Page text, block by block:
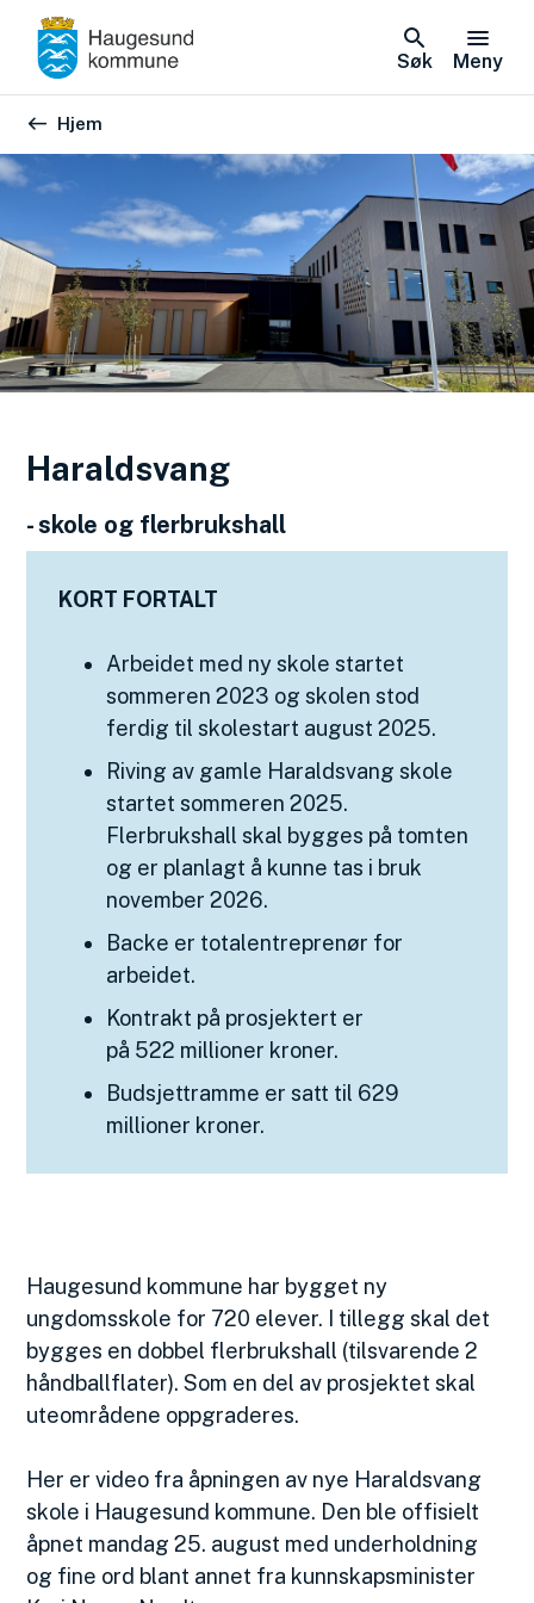
Søk Meny
Du er her:
Hjem
Haraldsvang
- skole og flerbrukshall
KORT FORTALT
Arbeidet med ny skole startet
sommeren 2023 og skolen stod
ferdig til skolestart august 2025.
Riving av gamle Haraldsvang skole
startet sommeren 2025.
Flerbrukshall skal bygges på tomten
og er planlagt å kunne tas i bruk
november 2026.
Backe er totalentreprenør for
arbeidet.
Kontrakt på prosjektert er
på 522 millioner kroner.
Budsjettramme er satt til 629
millioner kroner.
Haugesund kommune har bygget ny
ungdomsskole for 720 elever. I tillegg skal det
bygges en dobbel flerbrukshall (tilsvarende 2
håndballflater). Som en del av prosjektet skal
uteområdene oppgraderes.
Her er video fra åpningen av nye Haraldsvang
skole i Haugesund kommune. Den ble offisielt
åpnet mandag 25. august med underholdning
og fine ord blant annet fra kunnskapsminister